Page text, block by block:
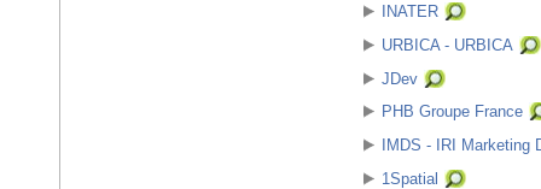
INATER
URBICA - URBICA
JDev
PHB Groupe France
IMDS - IRI Marketing
1Spatial